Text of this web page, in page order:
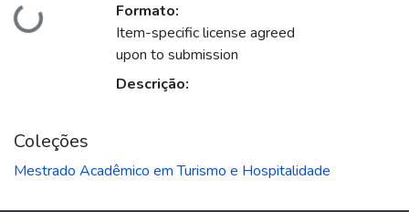
Carregando...
Formato:
Item-specific license agreed
upon to submission
Descrição:
Coleções
Mestrado Acadêmico em Turismo e Hospitalidade